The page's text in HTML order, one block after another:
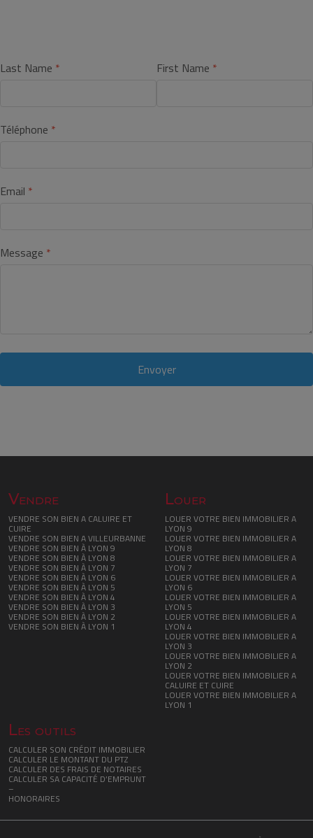
Last Name First Name
Téléphone
Email
Message
Envoyer
Vendre
VENDRE SON BIEN A CALUIRE ET
CUIRE
VENDRE SON BIEN A VILLEURBANNE
VENDRE SON BIEN À LYON 9
VENDRE SON BIEN À LYON 8
VENDRE SON BIEN À LYON 7
VENDRE SON BIEN À LYON 6
VENDRE SON BIEN À LYON 5
VENDRE SON BIEN À LYON 4
VENDRE SON BIEN À LYON 3
VENDRE SON BIEN À LYON 2
VENDRE SON BIEN À LYON 1
Louer
LOUER VOTRE BIEN IMMOBILIER A
LYON 9
LOUER VOTRE BIEN IMMOBILIER A
LYON 8
LOUER VOTRE BIEN IMMOBILIER A
LYON 7
LOUER VOTRE BIEN IMMOBILIER A
LYON 6
LOUER VOTRE BIEN IMMOBILIER A
LYON 5
LOUER VOTRE BIEN IMMOBILIER A
LYON 4
LOUER VOTRE BIEN IMMOBILIER A
LYON 3
LOUER VOTRE BIEN IMMOBILIER A
LYON 2
LOUER VOTRE BIEN IMMOBILIER A
CALUIRE ET CUIRE
LOUER VOTRE BIEN IMMOBILIER A
LYON 1
Les outils
CALCULER SON CRÉDIT IMMOBILIER
CALCULER LE MONTANT DU PTZ
CALCULER DES FRAIS DE NOTAIRES
CALCULER SA CAPACITÉ D’EMPRUNT
–
HONORAIRES